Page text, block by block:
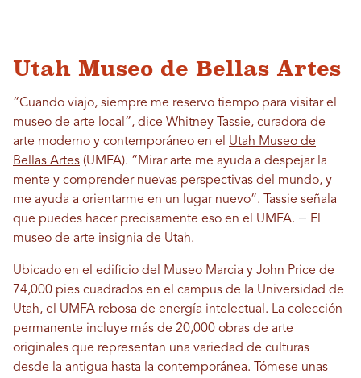
Utah Museo de Bellas Artes
“Cuando viajo, siempre me reservo tiempo para visitar el
museo de arte local”, dice Whitney Tassie, curadora de
arte moderno y contemporáneo en el Utah Museo de
Bellas Artes (UMFA). “Mirar arte me ayuda a despejar la
mente y comprender nuevas perspectivas del mundo, y
me ayuda a orientarme en un lugar nuevo”. Tassie señala
que puedes hacer precisamente eso en el UMFA. — El
museo de arte insignia de Utah.
Ubicado en el edificio del Museo Marcia y John Price de
74,000 pies cuadrados en el campus de la Universidad de
Utah, el UMFA rebosa de energía intelectual. La colección
permanente incluye más de 20,000 obras de arte
originales que representan una variedad de culturas
desde la antigua hasta la contemporánea. Tómese unas